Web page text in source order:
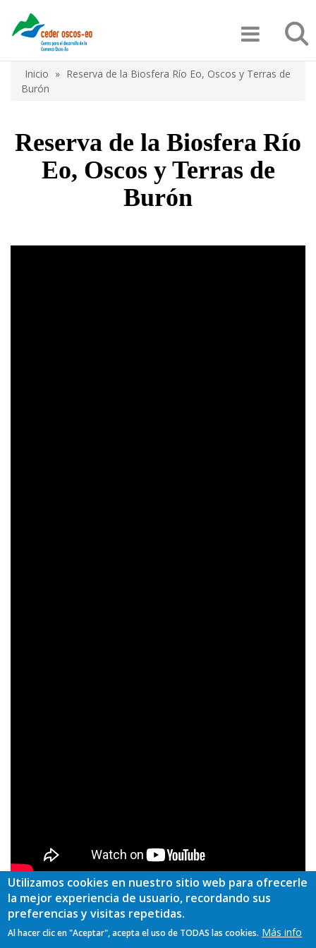
contenido
Sobrescribir
de
ayuda
navegación
Inicio
Reserva de la Biosfera Río Eo, Oscos y Terras de
Burón
Reserva de la Biosfera Río
Eo, Oscos y Terras de
Burón
Grupo de Desarrollo
Oscos – Eo
Utilizamos cookies en nuestro sitio web para ofrecerle
la mejor experiencia de usuario, recordando sus
preferencias y visitas repetidas.
Al hacer clic en "Aceptar", acepta el uso de TODAS las cookies. Más info